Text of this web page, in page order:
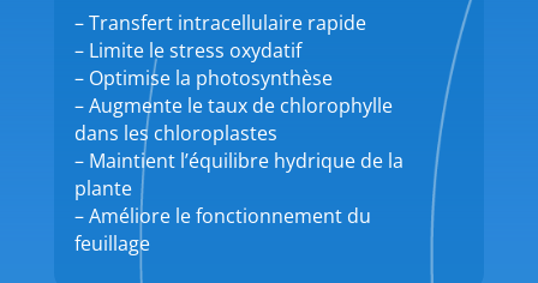
– Transfert intracellulaire rapide
– Limite le stress oxydatif
– Optimise la photosynthèse
– Augmente le taux de chlorophylle
dans les chloroplastes
– Maintient l’équilibre hydrique de la
plante
– Améliore le fonctionnement du
feuillage